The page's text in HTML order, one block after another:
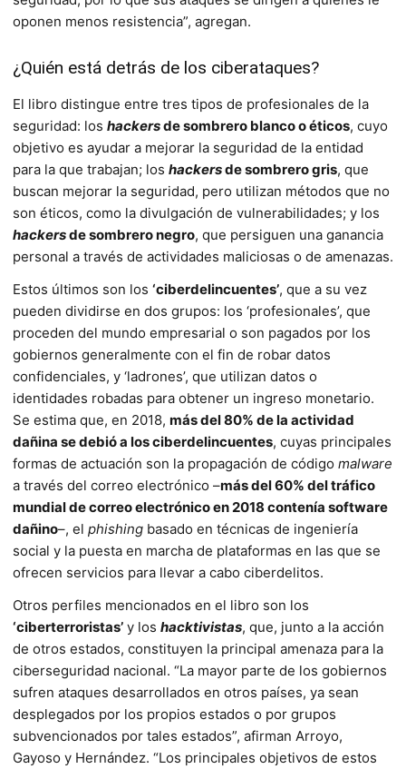
oponen menos resistencia”, agregan.
¿Quién está detrás de los ciberataques?
El libro distingue entre tres tipos de profesionales de la
seguridad: los hackersde sombrero blancoo éticos, cuyo
objetivo es ayudar a mejorar la seguridad de la entidad
para la que trabajan; los hackersde sombrero gris, que
buscan mejorar la seguridad, pero utilizan métodos que no
son éticos, como la divulgación de vulnerabilidades; y los
hackersde sombrero negro, que persiguen una ganancia
personal a través de actividades maliciosas o de amenazas.
Estos últimos son los ‘ciberdelincuentes’, que a su vez
pueden dividirse en dos grupos: los ‘profesionales’, que
proceden del mundo empresarial o son pagados por los
gobiernos generalmente con el fin de robar datos
confidenciales, y ‘ladrones’, que utilizan datos o
identidades robadas para obtener un ingreso monetario.
Se estima que, en 2018, más del 80% de la activi­dad
dañina se debió a los ciberdelincuentes, cuyas principales
formas de actuación son la propagación de código malware
a través del correo electrónico –más del 60% del tráfico
mundial de correo electrónico en 2018 contenía software
dañino–, el phishing basado en técnicas de ingeniería
social y la puesta en marcha de plataformas en las que se
ofrecen servicios para llevar a cabo ciberdelitos.
Otros perfiles mencionados en el libro son los
‘ciberterroristas’ y los hacktivistas, que, junto a la acción
de otros estados, constituyen la principal amenaza para la
ciberseguridad nacional. “La mayor parte de los gobiernos
sufren ataques desarrollados en otros países, ya sean
desplegados por los propios estados o por grupos
subvencionados por tales estados”, afirman Arroyo,
Gayoso y Hernández. “Los principa­les objetivos de estos